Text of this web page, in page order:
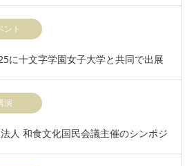
ント
に十文字学園女子大学と共同で出展
演
人 和食文化国民会議主催のシンポジ